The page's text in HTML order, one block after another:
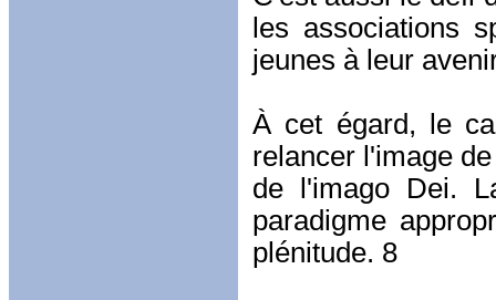
les associations
jeunes à leur
À cet égard, le
relancer l'image
de l'imago Dei.
paradigme
plénitude. 8